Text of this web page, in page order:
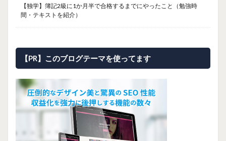
【独学】簿記2級に1か月半で合格するまでにやったこと（勉強時
間・テキストを紹介）
【PR】このブログテーマを使ってます